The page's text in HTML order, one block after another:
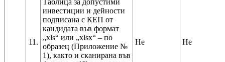
11.
инвестиции и дейности
подписана с КЕП от
кандидата във формат
„xls“ или „xlsx“ – по
образец (Приложение №
1), както и сканирана във
Не Не